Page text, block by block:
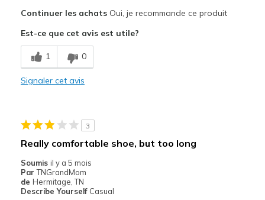
Comfortable
Durable
Sizing
Feels true to size
View On Shoes
Continuer les achatsOui, je recommande ce produit
Est-ce que cet avis est utile?
1 0
Signaler cet avis
3
Really comfortable shoe, but too long
Soumis il y a 5 mois
Par TNGrandMom
de Hermitage, TN
Describe Yourself Casual